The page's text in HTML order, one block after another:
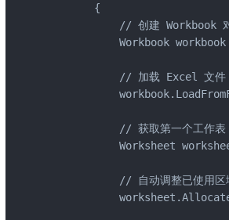
        {
// 创建 Workbook
Workbook workbook
            // 加载 Excel 文件
            // 获取第一个工作表
Worksheet
// 自动调整已使用区